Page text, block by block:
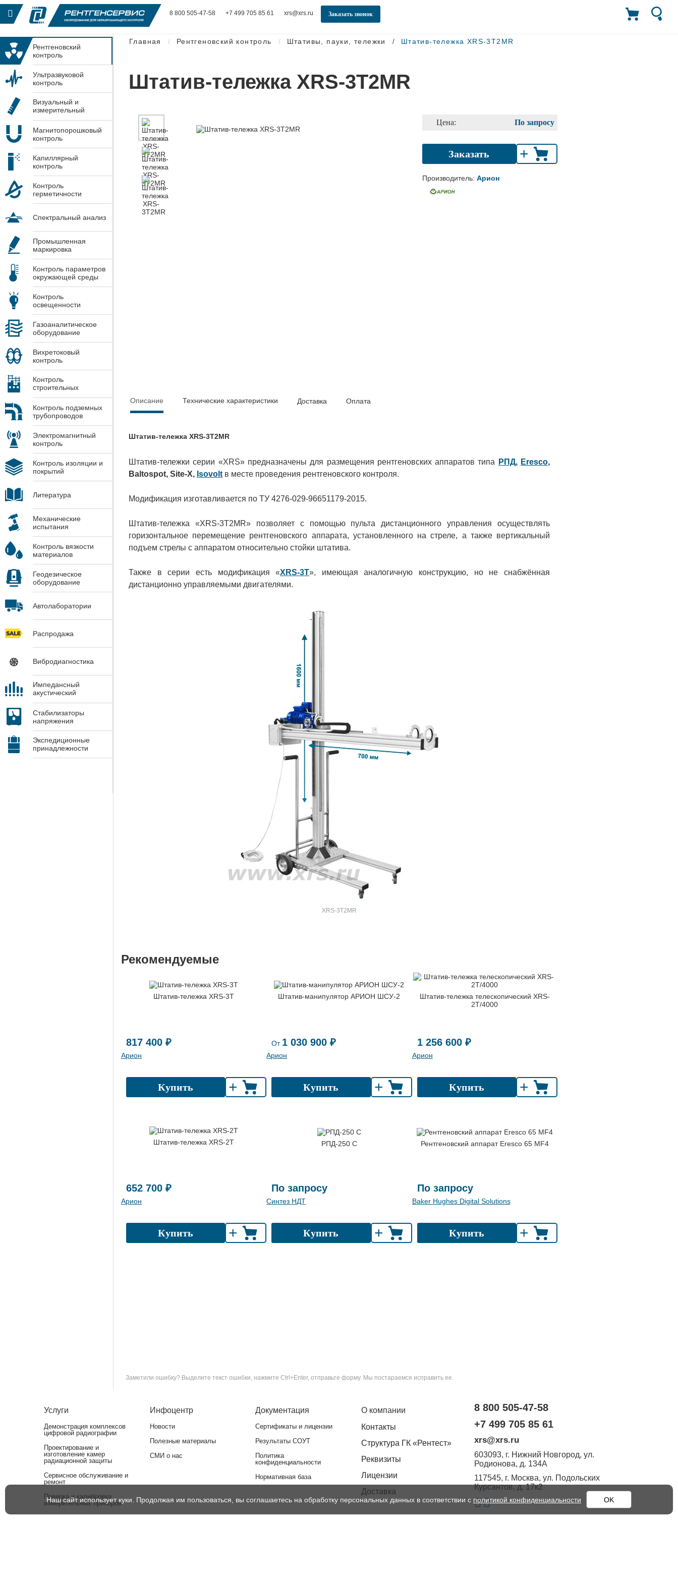
8 800 505-47-58 +7 499 705 85 61 xrs@xrs.ru Заказать звонок
Рентгеновский
контроль
Ультразвуковой
контроль
Визуальный и
измерительный
Магнитопорошковый
контроль
Капиллярный
контроль
Контроль
герметичности
Спектральный анализ
Промышленная
маркировка
Контроль параметров
окружающей среды
Контроль
освещенности
Газоаналитическое
оборудование
Вихретоковый
контроль
Контроль
строительных
Контроль подземных
трубопроводов
Электромагнитный
контроль
Контроль изоляции и
покрытий
Литература
Механические
испытания
Контроль вязкости
материалов
Геодезическое
оборудование
Автолаборатории
Распродажа
Вибродиагностика
Импедансный
акустический
Стабилизаторы
напряжения
Экспедиционные
принадлежности
Главная Рентгеновский контроль Штативы, пауки, тележки Штатив-тележка XRS-3T2MR
Штатив-тележка XRS-3T2MR
По запросу
Цена:
Заказать +
Производитель: Арион
Описание Технические характеристики Доставка Оплата
Штатив-тележка XRS-3T2MR
Штатив-тележки серии «XRS» предназначены для размещения рентгеновских аппаратов типа РПД, Eresco,
Baltospot, Site-X, Isovolt в месте проведения рентгеновского контроля.
Модификация изготавливается по ТУ 4276-029-96651179-2015.
Штатив-тележка «XRS-3T2MR» позволяет с помощью пульта дистанционного управления осуществлять
горизонтальное перемещение рентгеновского аппарата, установленного на стреле, а также вертикальный
подъем стрелы с аппаратом относительно стойки штатива.
Также в серии есть модификация «XRS-3T», имеющая аналогичную конструкцию, но не снабжённая
дистанционно управляемыми двигателями.
XRS-3T2MR
Рекомендуемые
Штатив-тележка XRS-3T
817 400 ₽
Арион
Купить +
Штатив-манипулятор АРИОН ШСУ-2
От 1 030 900 ₽
Арион
Купить +
Штатив-тележка телескопический XRS-
2T/4000
1 256 600 ₽
Арион
Купить +
Штатив-тележка XRS-2T
652 700 ₽
Арион
Купить +
РПД-250 С
По запросу
Синтез НДТ
Купить +
Рентгеновский аппарат Eresco 65 MF4
По запросу
Baker Hughes Digital Solutions
Купить +
Заметили ошибку? Выделите текст ошибки, нажмите Ctrl+Enter, отправьте форму. Мы постараемся исправить ее.
Услуги
Демонстрация комплексов
цифровой радиографии
Проектирование и
изготовление камер
радиационной защиты
Сервисное обслуживание и
ремонт
Поверка и калибровка
измерительных приборов
Инфоцентр
Новости
Полезные материалы
СМИ о нас
Документация
Сертификаты и лицензии
Результаты СОУТ
Политика
конфиденциальности
Нормативная база
О компании
Контакты
Структура ГК «Рентест»
Реквизиты
Лицензии
Доставка
8 800 505-47-58
+7 499 705 85 61
xrs@xrs.ru
603093, г. Нижний Новгород,ул.
Родионова, д. 134А
117545, г. Москва,ул. Подольских
Курсантов, д. 17к2
Наш сайт использует куки. Продолжая им пользоваться, вы соглашаетесь на обработку персональных данных в соответствии с политикой конфиденциальности OK